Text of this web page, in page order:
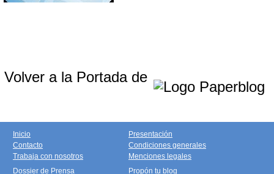
Volver a la Portada de
Inicio
Contacto
Trabaja con nosotros
Presentación
Condiciones generales
Menciones legales
Dossier de Prensa
Propón tu blog